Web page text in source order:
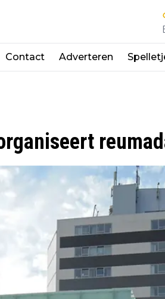
Contact Adverteren